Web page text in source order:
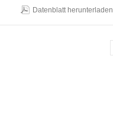
Datenblatt herunterladen